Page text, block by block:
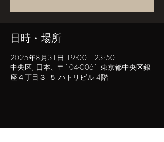
日時・場所
2025年8月31日 19:00 – 23:50
中央区, 日本、〒104-0061 東京都中央区銀
座４丁目３−５ ハトリビル 4階